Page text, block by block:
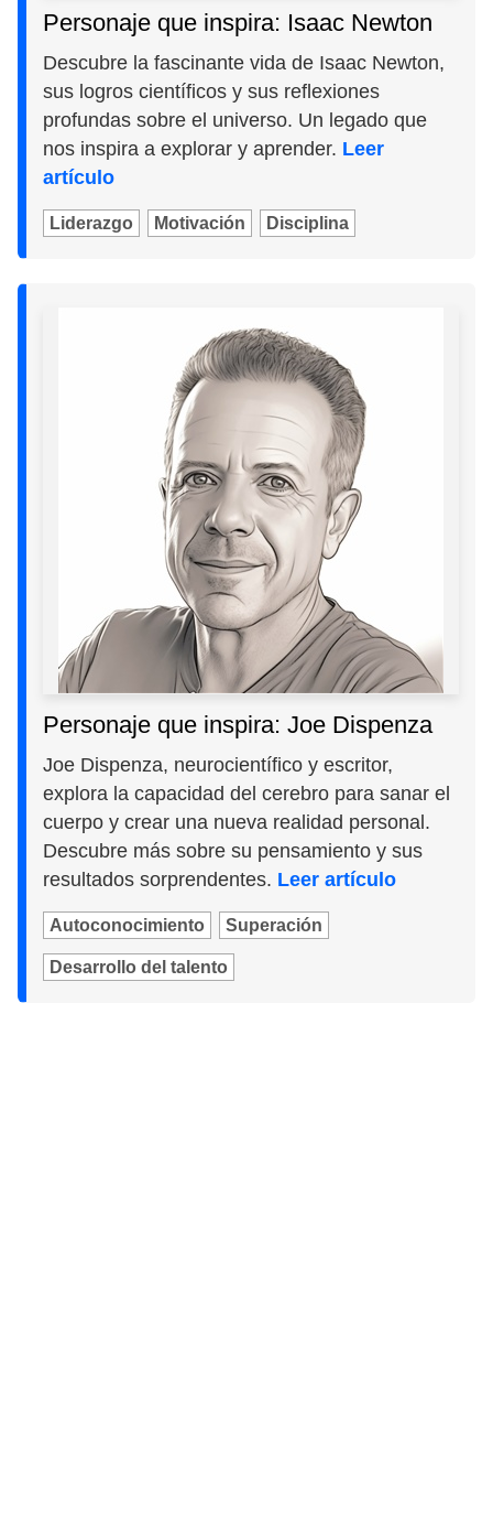
Personaje que inspira: Isaac Newton
Descubre la fascinante vida de Isaac Newton,
sus logros científicos y sus reflexiones
profundas sobre el universo. Un legado que
nos inspira a explorar y aprender. Leer
artículo
Liderazgo Motivación Disciplina
Personaje que inspira: Joe Dispenza
Joe Dispenza, neurocientífico y escritor,
explora la capacidad del cerebro para sanar el
cuerpo y crear una nueva realidad personal.
Descubre más sobre su pensamiento y sus
resultados sorprendentes. Leer artículo
Autoconocimiento Superación
Desarrollo del talento